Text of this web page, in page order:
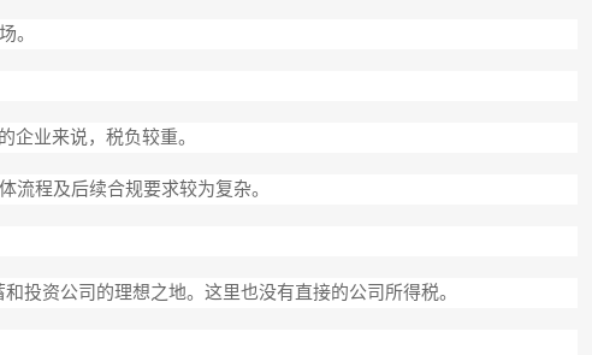
。
企业来说，税负较重。
流程及后续合规要求较为复杂。
投资公司的理想之地。这里也没有直接的公司所得税。